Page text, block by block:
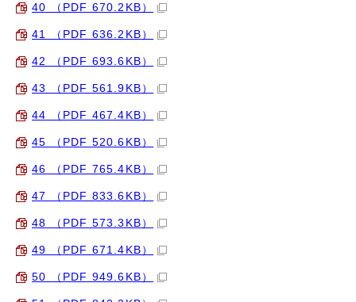
40 （PDF 670.2KB）
41 （PDF 636.2KB）
42 （PDF 693.6KB）
43 （PDF 561.9KB）
44 （PDF 467.4KB）
45 （PDF 520.6KB）
46 （PDF 765.4KB）
47 （PDF 833.6KB）
48 （PDF 573.3KB）
49 （PDF 671.4KB）
50 （PDF 949.6KB）